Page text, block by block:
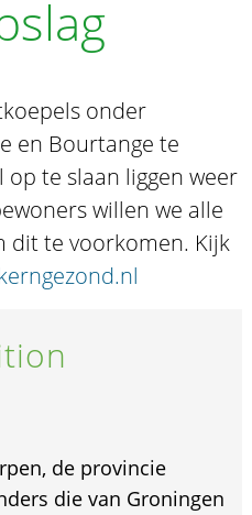
onder
en Bourtange te
te slaan liggen weer
willen we alle
dit te voorkomen. Kijk
de provincie
die van Groningen